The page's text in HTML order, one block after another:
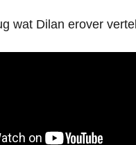
wat Dilan erover